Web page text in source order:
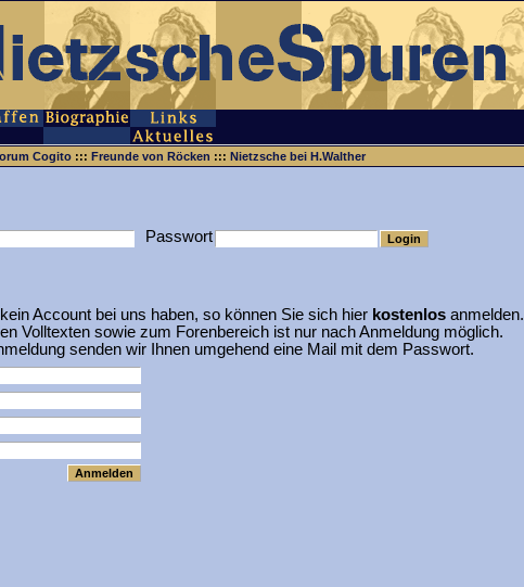
Cogito::: Freunde von Röcken ::: Nietzsche bei H.Walther
Passwort
Account bei uns haben, so können Sie sich hier kostenlosanmelden.
Volltexten sowie zum Forenbereich ist nur nach Anmeldung möglich.
senden wir Ihnen umgehend eine Mail mit dem Passwort.